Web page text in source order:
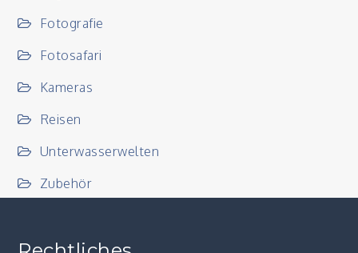
Fotografie
Fotosafari
Kameras
Reisen
Unterwasserwelten
Zubehör